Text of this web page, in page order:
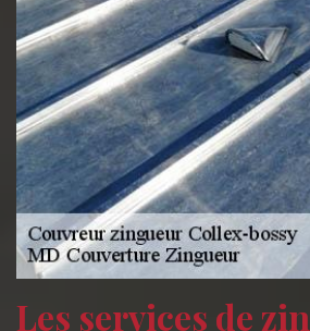
Les services de